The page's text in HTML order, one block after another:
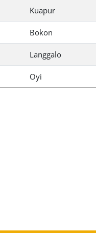
Kuapur
Bokon
Langgalo
Oyi